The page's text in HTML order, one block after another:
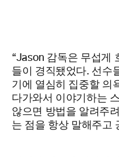
“Jason 감독은 무섭게
들이 경직됐었다. 선수
기에 열심히 집중할 의
다가와서 이야기하는
않으면 방법을 알려주
는 점을 항상 말해주고